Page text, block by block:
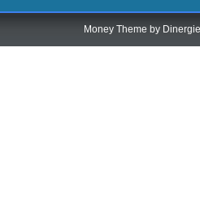
Money Theme by